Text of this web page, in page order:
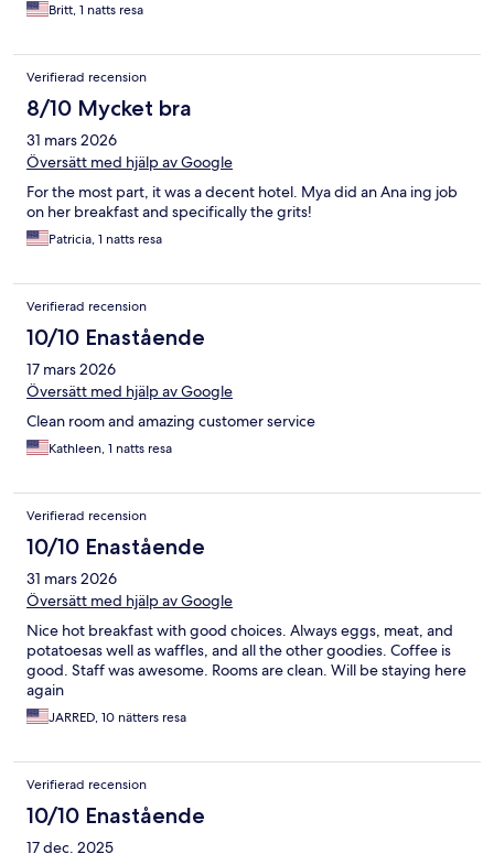
Britt, 1 natts resa
Verifierad recension
8/10 Mycket bra
31 mars 2026
Översätt med hjälp av Google
For the most part, it was a decent hotel. Mya did an Ana ing job
on her breakfast and specifically the grits!
Patricia, 1 natts resa
Verifierad recension
10/10 Enastående
17 mars 2026
Översätt med hjälp av Google
Clean room and amazing customer service
Kathleen, 1 natts resa
Verifierad recension
10/10 Enastående
31 mars 2026
Översätt med hjälp av Google
Nice hot breakfast with good choices. Always eggs, meat, and
potatoesas well as waffles, and all the other goodies. Coffee is
good. Staff was awesome. Rooms are clean. Will be staying here
again
JARRED, 10 nätters resa
Verifierad recension
10/10 Enastående
17 dec. 2025